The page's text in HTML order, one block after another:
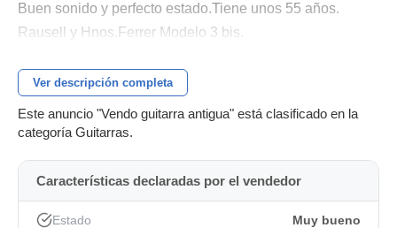
Buen sonido y perfecto estado.Tiene unos 55 años.
Rausell y Hnos.Ferrer Modelo 3 bis.
Ver descripción completa
Este anuncio "Vendo guitarra antigua" está clasificado en la
categoría Guitarras.
Características declaradas por el vendedor
Estado Muy bueno